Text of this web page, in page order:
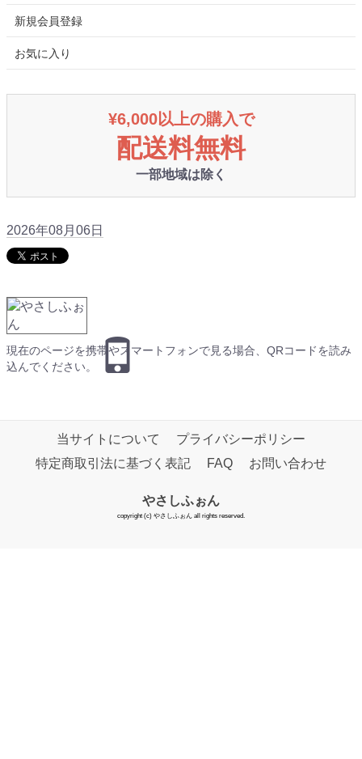
新規会員登録
お気に入り
¥6,000以上の購入で
配送料無料
一部地域は除く
2026年08月06日
現在のページを携帯やスマートフォンで見る場合、QRコードを読み
込んでください。
当サイトについて
プライバシーポリシー
特定商取引法に基づく表記
FAQ お問い合わせ
やさしふぉん
copyright (c) やさしふぉん all rights reserved.